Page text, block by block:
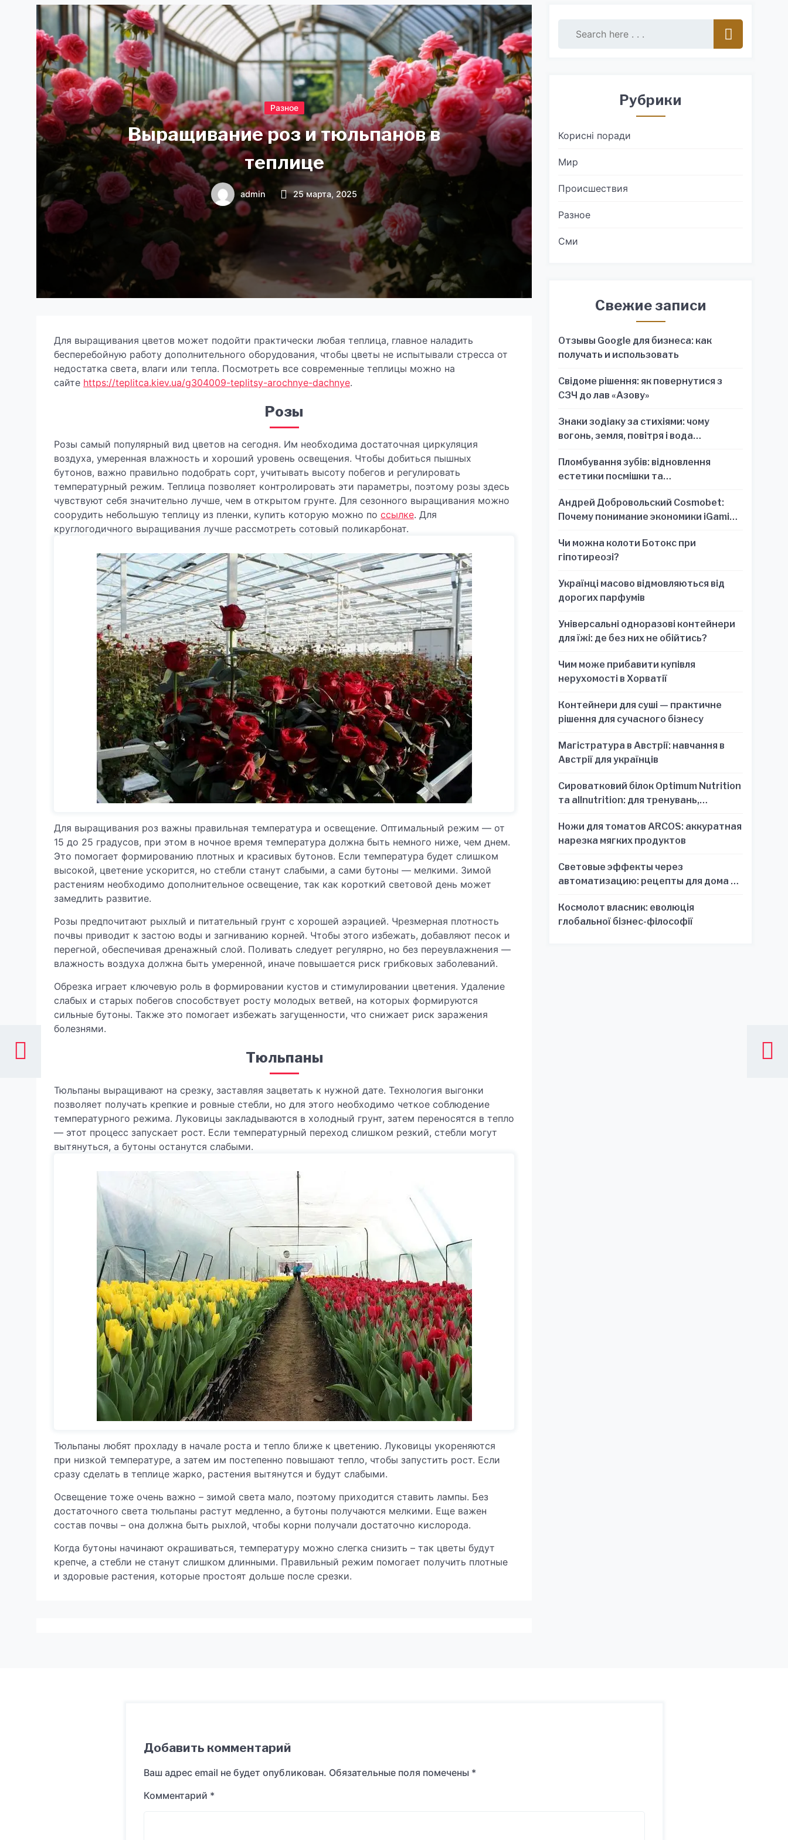
Разное
Выращивание роз и тюльпанов в
теплице
admin 25 марта, 2025
Для выращивания цветов может подойти практически любая теплица, главное наладить
бесперебойную работу дополнительного оборудования, чтобы цветы не испытывали стресса от
недостатка света, влаги или тепла. Посмотреть все современные теплицы можно на
сайте https://teplitca.kiev.ua/g304009-teplitsy-arochnye-dachnye.
Розы
Розы самый популярный вид цветов на сегодня. Им необходима достаточная циркуляция
воздуха, умеренная влажность и хороший уровень освещения. Чтобы добиться пышных
бутонов, важно правильно подобрать сорт, учитывать высоту побегов и регулировать
температурный режим. Теплица позволяет контролировать эти параметры, поэтому розы здесь
чувствуют себя значительно лучше, чем в открытом грунте. Для сезонного выращивания можно
соорудить небольшую теплицу из пленки, купить которую можно по ссылке. Для
круглогодичного выращивания лучше рассмотреть сотовый поликарбонат.
Для выращивания роз важны правильная температура и освещение. Оптимальный режим — от
15 до 25 градусов, при этом в ночное время температура должна быть немного ниже, чем днем.
Это помогает формированию плотных и красивых бутонов. Если температура будет слишком
высокой, цветение ускорится, но стебли станут слабыми, а сами бутоны — мелкими. Зимой
растениям необходимо дополнительное освещение, так как короткий световой день может
замедлить развитие.
Розы предпочитают рыхлый и питательный грунт с хорошей аэрацией. Чрезмерная плотность
почвы приводит к застою воды и загниванию корней. Чтобы этого избежать, добавляют песок и
перегной, обеспечивая дренажный слой. Поливать следует регулярно, но без переувлажнения —
влажность воздуха должна быть умеренной, иначе повышается риск грибковых заболеваний.
Обрезка играет ключевую роль в формировании кустов и стимулировании цветения. Удаление
слабых и старых побегов способствует росту молодых ветвей, на которых формируются
сильные бутоны. Также это помогает избежать загущенности, что снижает риск заражения
болезнями.
Тюльпаны
Тюльпаны выращивают на срезку, заставляя зацветать к нужной дате. Технология выгонки
позволяет получать крепкие и ровные стебли, но для этого необходимо четкое соблюдение
температурного режима. Луковицы закладываются в холодный грунт, затем переносятся в тепло
— этот процесс запускает рост. Если температурный переход слишком резкий, стебли могут
вытянуться, а бутоны останутся слабыми.
Тюльпаны любят прохладу в начале роста и тепло ближе к цветению. Луковицы укореняются
при низкой температуре, а затем им постепенно повышают тепло, чтобы запустить рост. Если
сразу сделать в теплице жарко, растения вытянутся и будут слабыми.
Освещение тоже очень важно – зимой света мало, поэтому приходится ставить лампы. Без
достаточного света тюльпаны растут медленно, а бутоны получаются мелкими. Еще важен
состав почвы – она должна быть рыхлой, чтобы корни получали достаточно кислорода.
Когда бутоны начинают окрашиваться, температуру можно слегка снизить – так цветы будут
крепче, а стебли не станут слишком длинными. Правильный режим помогает получить плотные
и здоровые растения, которые простоят дольше после срезки.
Рубрики
Корисні поради
Мир
Происшествия
Разное
Сми
Свежие записи
Отзывы Google для бизнеса: как
получать и использовать
Свідоме рішення: як повернутися з
СЗЧ до лав «Азову»
Знаки зодіаку за стихіями: чому
вогонь, земля, повітря і вода
знак
Пломбування зубів: відновлення
естетики посмішки та
Андрей Добровольский Cosmobet:
Почему понимание экономики iGaming
решений
Чи можна колоти Ботокс при
гіпотиреозі?
Українці масово відмовляються від
дорогих парфумів
Універсальні одноразові контейнери
для їжі: де без них не обійтись?
Чим може прибавити купівля
нерухомості в Хорватії
Контейнери для суші — практичне
рішення для сучасного бізнесу
Магістратура в Австрії: навчання в
Австрії для українців
Сироватковий білок Optimum Nutrition
та allnutrition: для тренувань,
Ножи для томатов ARCOS: аккуратная
нарезка мягких продуктов
Световые эффекты через
автоматизацию: рецепты для дома и
Космолот власник: еволюція
глобальної бізнес-філософії
Добавить комментарий
Ваш адрес email не будет опубликован. Обязательные поля помечены *
Комментарий *